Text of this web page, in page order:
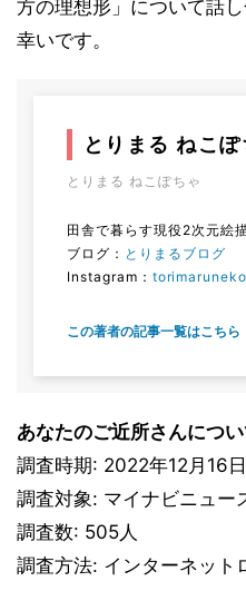
方の理想形」について話
幸いです。
とりまる ねこぽ
とりまる ねこぽちゃ
田舎で暮らす現役2次元絵
ブログ： とりまるブログ
Instagram：
この著者の記事一覧はこちら
あなたのご近所さんにつ
調査時期: 2022年12月16日
調査対象: マイナビニュー
調査数: 505人
調査方法: インターネット